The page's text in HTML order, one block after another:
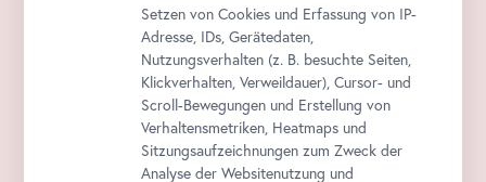
Setzen von Cookies und Erfassung von IP-
Adresse, IDs, Gerätedaten,
Nutzungsverhalten (z. B. besuchte Seiten,
Klickverhalten, Verweildauer), Cursor- und
Scroll-Bewegungen und Erstellung von
Verhaltensmetriken, Heatmaps und
Sitzungsaufzeichnungen zum Zweck der
Analyse der Websitenutzung und